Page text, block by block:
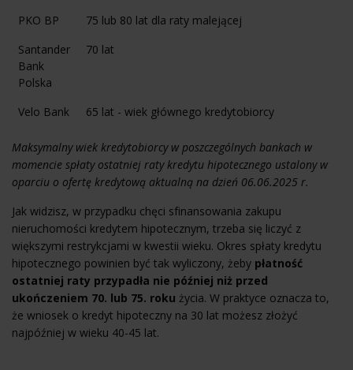
PKO BP
75 lub 80 lat dla raty malejącej
Santander
Bank
Polska
70 lat
Velo Bank 65 lat - wiek głównego kredytobiorcy
Maksymalny wiek kredytobiorcy w poszczególnych bankach w
momencie spłaty ostatniej raty kredytu hipotecznego ustalony w
oparciu o ofertę kredytową aktualną na dzień 06.06.2025 r.
Jak widzisz, w przypadku chęci sfinansowania zakupu
nieruchomości kredytem hipotecznym, trzeba się liczyć z
większymi restrykcjami w kwestii wieku. Okres spłaty kredytu
hipotecznego powinien być tak wyliczony, żeby płatność
ostatniej raty przypadła nie później niż przed
ukończeniem 70. lub 75. roku życia. W praktyce oznacza to,
że wniosek o kredyt hipoteczny na 30 lat możesz złożyć
najpóźniej w wieku 40-45 lat.